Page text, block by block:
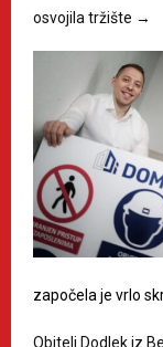
osvojila tržište →
započela je vrlo
Obitelj Dodlek iz